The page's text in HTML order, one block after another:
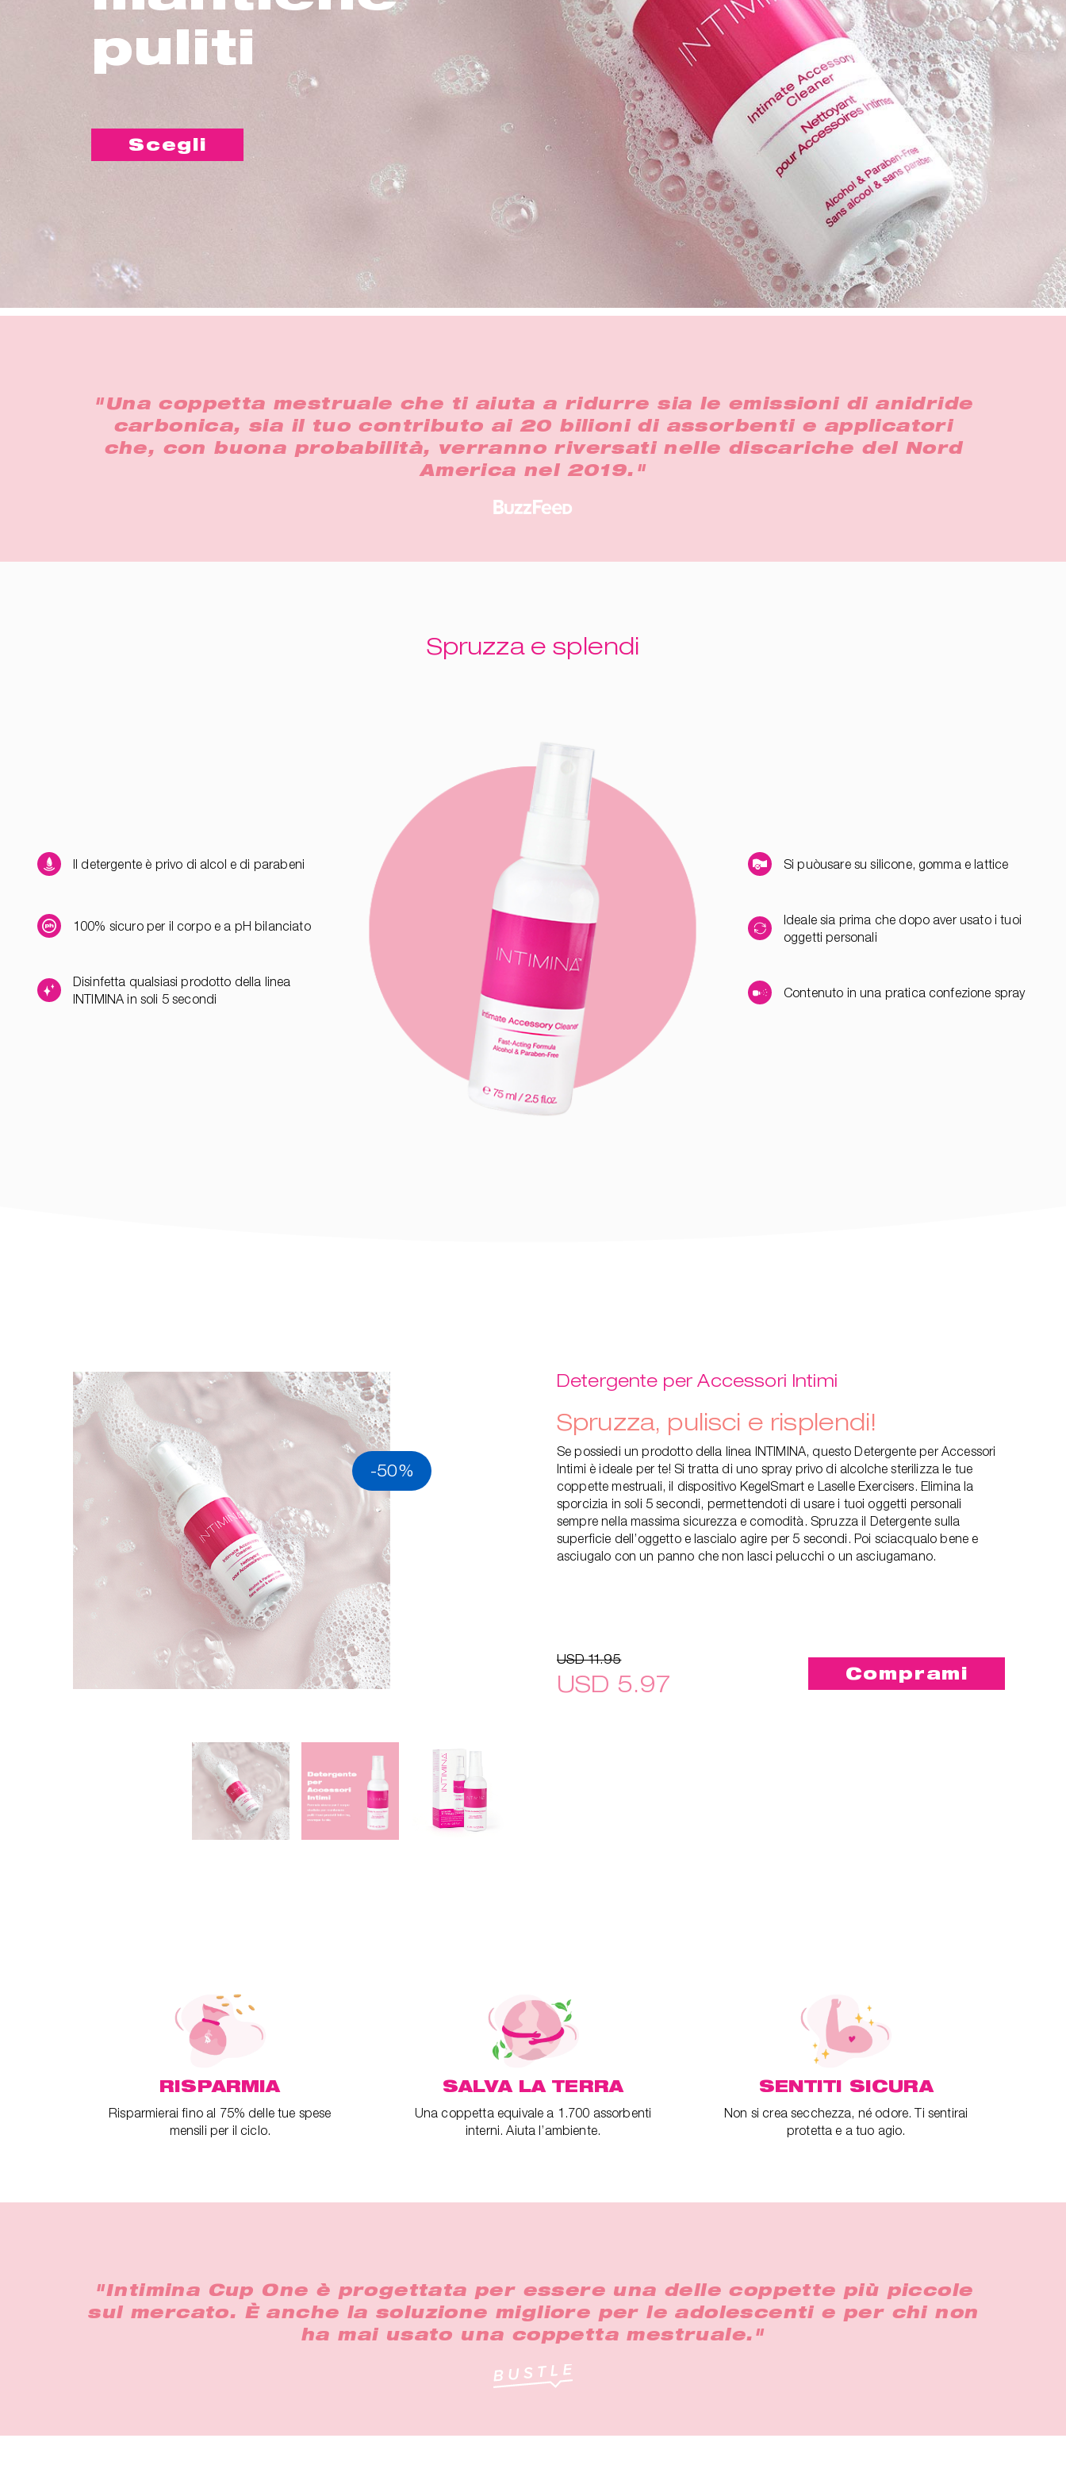
puliti
Scegli
"Una coppetta mestruale che ti aiuta a ridurre sia le emissioni di anidride
carbonica, sia il tuo contributo ai 20 bilioni di assorbenti e applicatori
che, con buona probabilità, verranno riversati nelle discariche del Nord
America nel 2019."
Spruzza e splendi
Il detergente è privo di alcol e di parabeni
100% sicuro per il corpo e a pH bilanciato
Disinfetta qualsiasi prodotto della linea
INTIMINA in soli 5 secondi
Si puòusare su silicone, gomma e lattice
Ideale sia prima che dopo aver usato i tuoi
oggetti personali
Contenuto in una pratica confezione spray
-50%
Detergente per Accessori Intimi
Spruzza, pulisci e risplendi!
Se possiedi un prodotto della linea INTIMINA, questo Detergente per Accessori
Intimi è ideale per te! Si tratta di uno spray privo di alcolche sterilizza le tue
coppette mestruali, il dispositivo KegelSmart e Laselle Exercisers. Elimina la
sporcizia in soli 5 secondi, permettendoti di usare i tuoi oggetti personali
sempre nella massima sicurezza e comodità. Spruzza il Detergente sulla
superficie dell’oggetto e lascialo agire per 5 secondi. Poi sciacqualo bene e
asciugalo con un panno che non lasci pelucchi o un asciugamano.
USD 11.95
USD 5.97
RISPARMIA
Risparmierai fino al 75% delle tue spese
mensili per il ciclo.
SALVA LA TERRA
Una coppetta equivale a 1.700 assorbenti
interni. Aiuta l’ambiente.
SENTITI SICURA
Non si crea secchezza, né odore. Ti sentirai
protetta e a tuo agio.
"Intimina Cup One è progettata per essere una delle coppette più piccole
sul mercato. È anche la soluzione migliore per le adolescenti e per chi non
ha mai usato una coppetta mestruale."